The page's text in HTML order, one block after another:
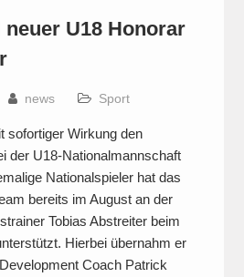
U18 Honorar
news Sport
sofortiger Wirkung den
der U18-Nationalmannschaft
Nationalspieler hat das
bereits im August an der
Tobias Abstreiter beim
Hierbei übernahm er
Coach Patrick